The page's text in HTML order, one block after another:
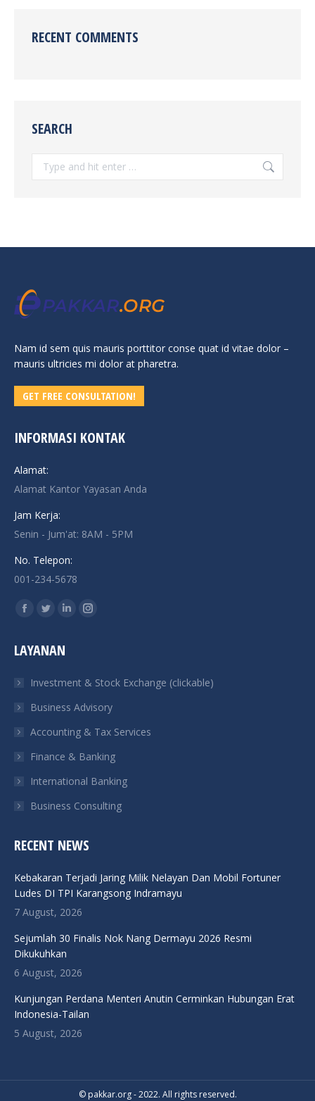
RECENT COMMENTS
SEARCH
Search:
Nam id sem quis mauris porttitor conse quat id vitae dolor –
mauris ultricies mi dolor at pharetra.
GET FREE CONSULTATION!
INFORMASI KONTAK
Alamat:
Alamat Kantor Yayasan Anda
Jam Kerja:
Senin - Jum'at: 8AM - 5PM
No. Telepon:
001-234-5678
Find us on:
Facebook
opens
new
window
Twitter
opens
new
window
Linkedin
new
window
Instagram
new
window
LAYANAN
Investment & Stock Exchange (clickable)
Business Advisory
Accounting & Tax Services
Finance & Banking
International Banking
Business Consulting
RECENT NEWS
Kebakaran Terjadi Jaring Milik Nelayan Dan Mobil Fortuner
Ludes DI TPI Karangsong Indramayu
7 August, 2026
Sejumlah 30 Finalis Nok Nang Dermayu 2026 Resmi
Dikukuhkan
6 August, 2026
Kunjungan Perdana Menteri Anutin Cerminkan Hubungan Erat
Indonesia-Tailan
5 August, 2026
© pakkar.org - 2022. All rights reserved.